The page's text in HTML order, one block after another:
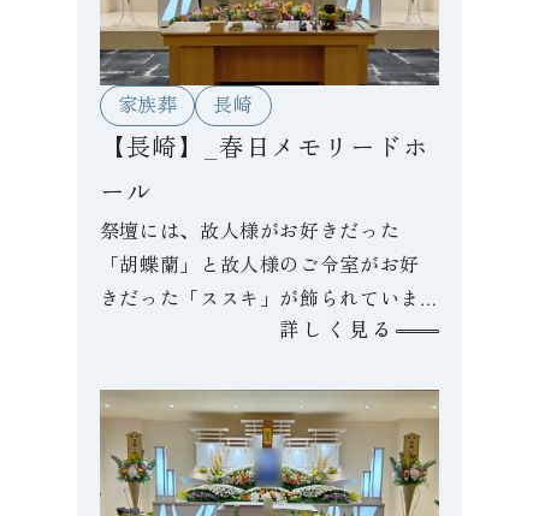
家族葬 長崎
【長崎】_春日メモリードホ
ール
祭壇には、故人様がお好きだった
「胡蝶蘭」と故人様のご令室がお好
きだった「ススキ」が飾られていま
す。愛用されていた帽子を棺に納
向かわれました。
詳しく見る